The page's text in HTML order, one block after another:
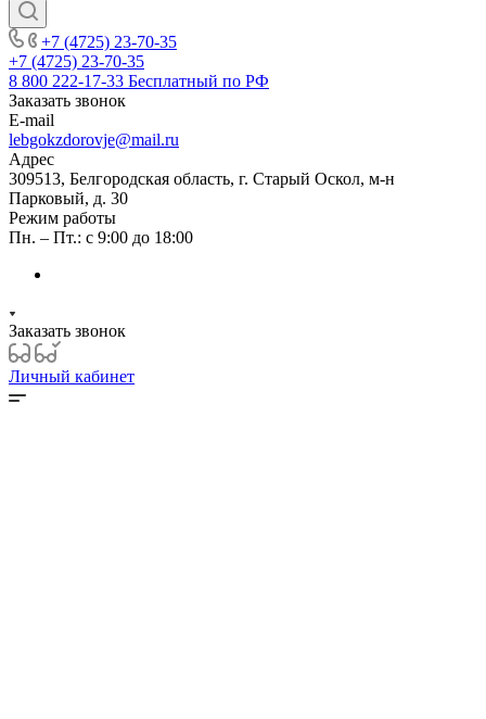
+7 (4725) 23-70-35
+7 (4725) 23-70-35
8 800 222-17-33 Бесплатный по РФ
Заказать звонок
E-mail
lebgokzdorovje@mail.ru
Адрес
309513, Белгородская область, г. Старый Оскол, м-н
Парковый, д. 30
Режим работы
Пн. – Пт.: с 9:00 до 18:00
Заказать звонок
Личный кабинет